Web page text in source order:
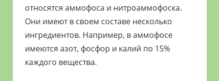
относятся аммофоса и нитроаммофоска.
Они имеют в своем составе несколько
ингредиентов. Например, в аммофосе
имеются азот, фосфор и калий по 15%
каждого вещества.